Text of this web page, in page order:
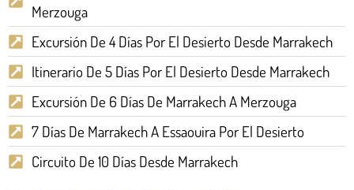
Merzouga
Excursión De 4 Días Por El Desierto Desde Marrakech
Itinerario De 5 Días Por El Desierto Desde Marrakech
Excursión De 6 Días De Marrakech A Merzouga
7 Días De Marrakech A Essaouira Por El Desierto
Circuito De 10 Días Desde Marrakech